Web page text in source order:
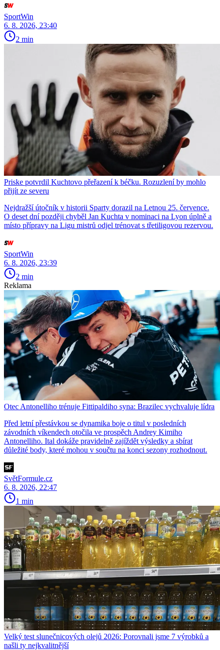
SportWin
6. 8. 2026, 23:40
2 min
Priske potvrdil Kuchtovo přeřazení k béčku. Rozuzlení by mohlo
přijít ze severu
Nejdražší útočník v historii Sparty dorazil na Letnou 25. července.
O deset dní později chyběl Jan Kuchta v nominaci na Lyon úplně a
místo přípravy na Ligu mistrů odjel trénovat s třetiligovou rezervou.
SportWin
6. 8. 2026, 23:39
2 min
Reklama
Otec Antonelliho trénuje Fittipaldiho syna: Brazilec vychvaluje lídra
Před letní přestávkou se dynamika boje o titul v posledních
závodních víkendech otočila ve prospěch Andrey Kimiho
Antonelliho. Ital dokáže pravidelně zajíždět výsledky a sbírat
důležité body, které mohou v součtu na konci sezony rozhodnout.
SvětFormule.cz
6. 8. 2026, 22:47
1 min
Velký test slunečnicových olejů 2026: Porovnali jsme 7 výrobků a
našli ty nejkvalitnější